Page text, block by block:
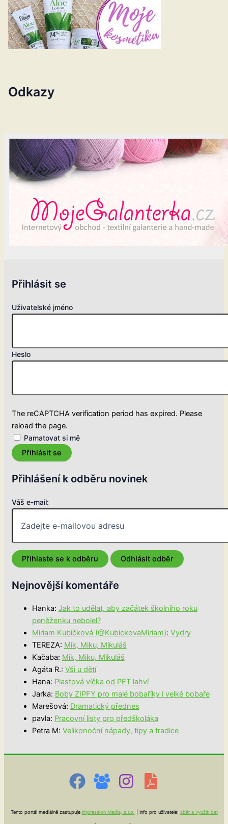
Odkazy
Přihlásit se
Uživatelské jméno
Heslo
The reCAPTCHA verification period has expired. Please
reload the page.
Pamatovat si mě
Přihlásit se
Přihlášení k odběru novinek
Váš e-mail:
Nejnovější komentáře
Hanka: Jak to udělat, aby začátek školního roku
peněženku nebolel?
Miriam Kubičková (@KubickovaMiriam): Vydry
TEREZA: Mik, Miku, Mikuláš
Kačaba: Mik, Miku, Mikuláš
Agáta R.: Vši u dětí
Hana: Plastová víčka od PET lahví
Jarka: Boby ZIPFY pro malé bobaříky i velké bobaře
Marešová: Dramatický přednes
pavla: Pracovní listy pro předškoláka
Petra M: Velikonoční nápady, tipy a tradice
Tento portál mediálně zastupuje Impression Media, s.r.o. | Info pro uživatele: sběr a využití dat